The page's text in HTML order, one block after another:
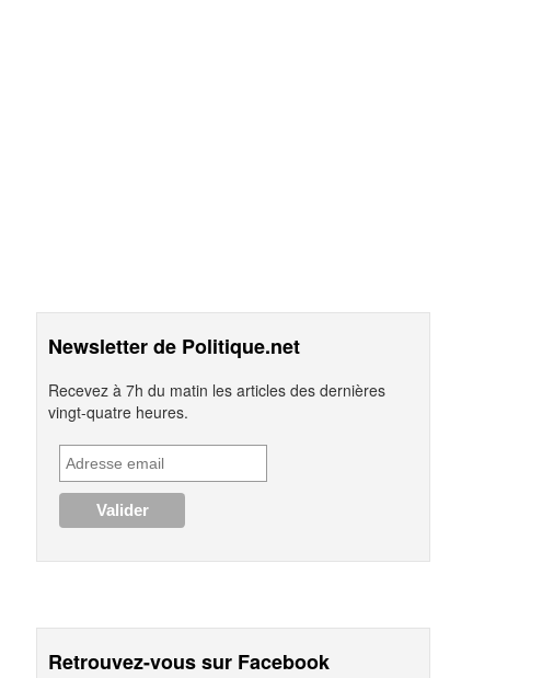
Newsletter de Politique.net
Recevez à 7h du matin les articles des dernières
vingt-quatre heures.
Retrouvez-vous sur Facebook